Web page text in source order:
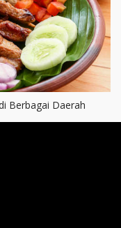
Berbagai Daerah